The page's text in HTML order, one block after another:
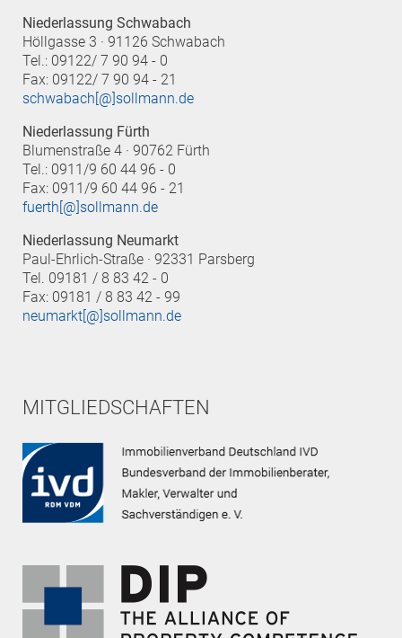
Niederlassung Schwabach
Höllgasse 3 · 91126 Schwabach
Tel.: 09122/ 7 90 94 - 0
Fax: 09122/ 7 90 94 - 21
schwabach[@]sollmann.de
Niederlassung Fürth
Blumenstraße 4 · 90762 Fürth
Tel.: 0911/9 60 44 96 - 0
Fax: 0911/9 60 44 96 - 21
fuerth[@]sollmann.de
Niederlassung Neumarkt
Paul-Ehrlich-Straße · 92331 Parsberg
Tel. 09181 / 8 83 42 - 0
Fax: 09181 / 8 83 42 - 99
neumarkt[@]sollmann.de
MITGLIEDSCHAFTEN